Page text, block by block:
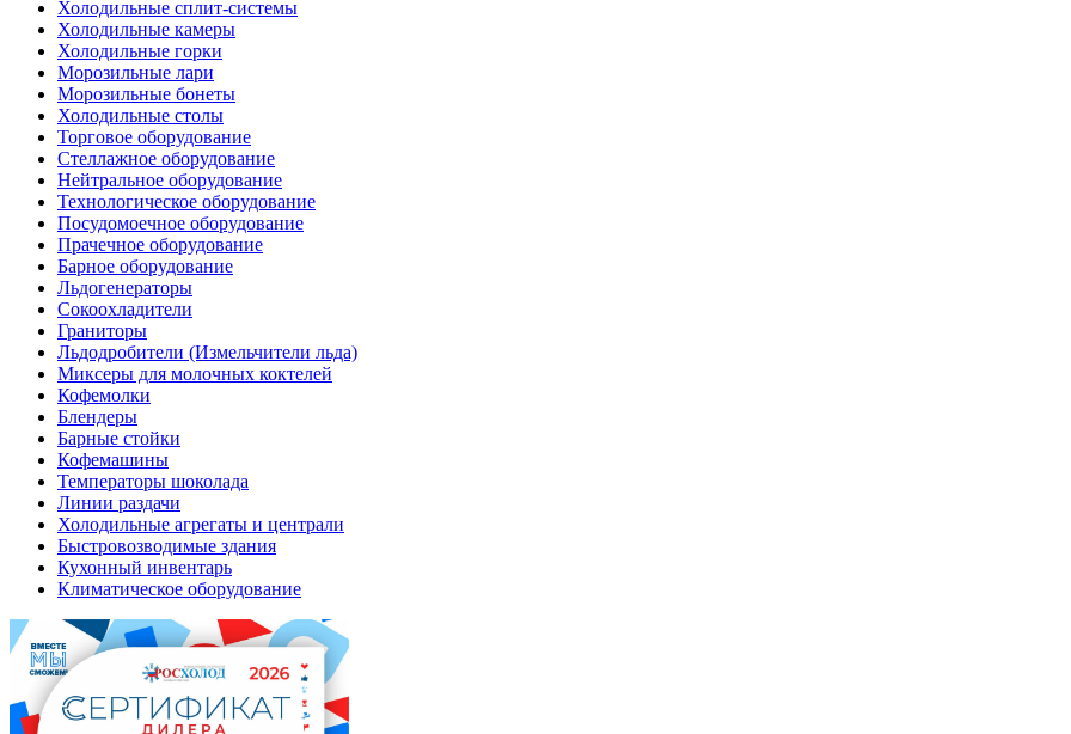
Холодильные сплит-системы
Холодильные камеры
Холодильные горки
Морозильные лари
Морозильные бонеты
Холодильные столы
Торговое оборудование
Стеллажное оборудование
Нейтральное оборудование
Технологическое оборудование
Посудомоечное оборудование
Прачечное оборудование
Барное оборудование
Льдогенераторы
Сокоохладители
Граниторы
Льдодробители (Измельчители льда)
Миксеры для молочных коктелей
Кофемолки
Блендеры
Барные стойки
Кофемашины
Температоры шоколада
Линии раздачи
Холодильные агрегаты и централи
Быстровозводимые здания
Кухонный инвентарь
Климатическое оборудование